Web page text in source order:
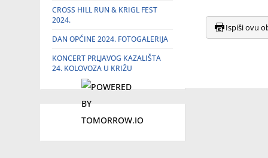
CROSS HILL RUN & KRIGL FEST
2024.
DAN OPĆINE 2024. FOTOGALERIJA
KONCERT PRLJAVOG KAZALIŠTA
24. KOLOVOZA U KRIŽU
Ispiši ovu